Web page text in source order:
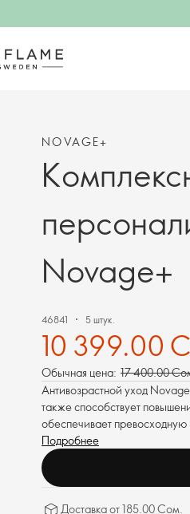
NOVAGE+
Novage+
46841 5 штук.
10 399.00
Обычная цена: 17 400.00
Антивозрастной уход
также способствует
обеспечивает
Подробнее
Доставка от 185.00 Сом.